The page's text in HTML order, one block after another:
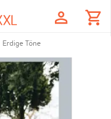
profile shopping_cart
Erdige Töne